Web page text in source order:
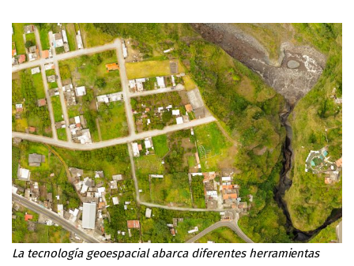
La tecnología geoespacial abarca diferentes herramientas